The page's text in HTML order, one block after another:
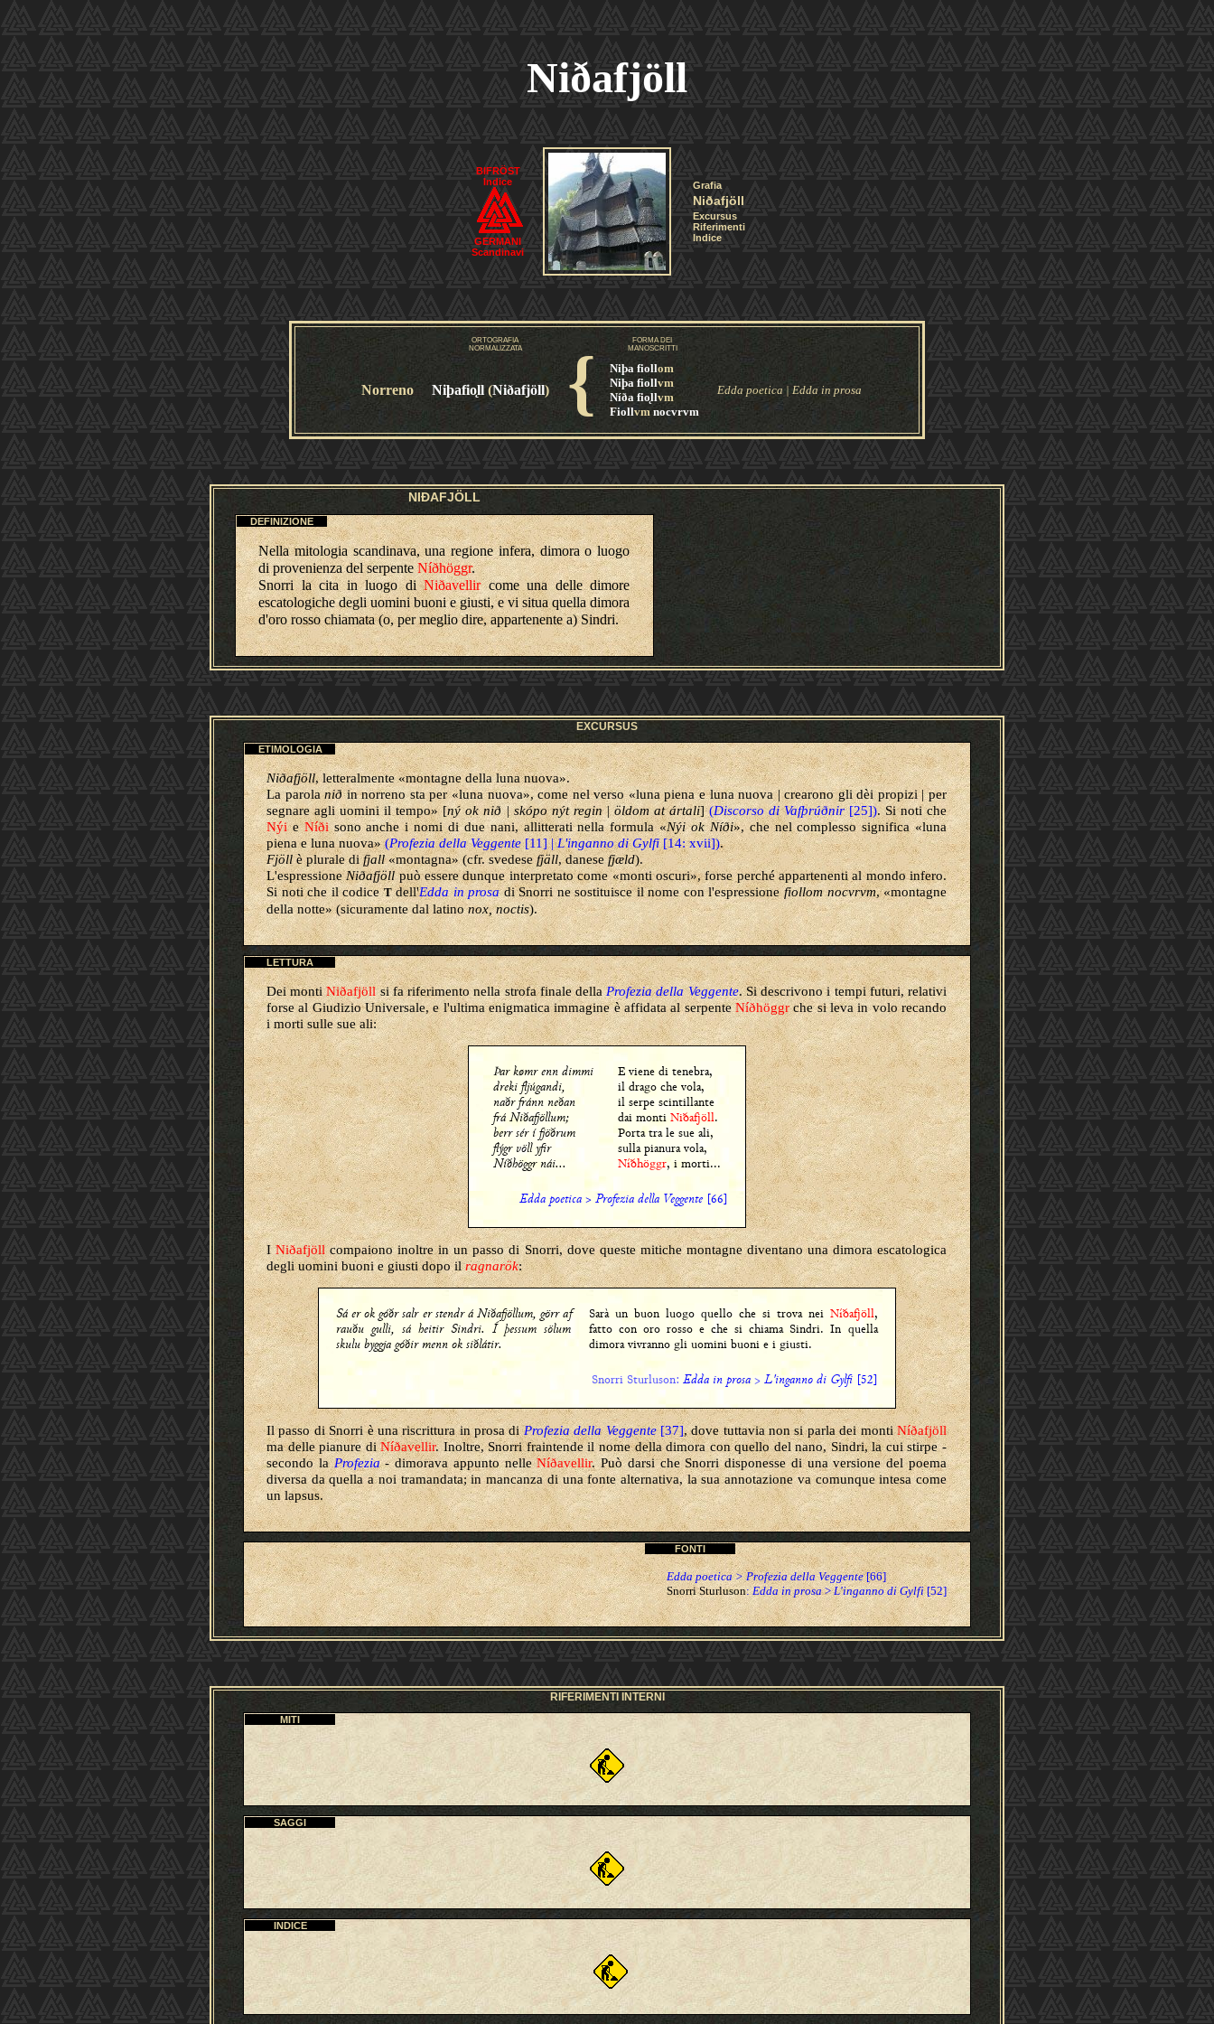
Niðafjöll
BIFRÖST
Indice
GERMANI
Scandinavi
Grafia
Niðafjöll
Excursus
Riferimenti
Indice
ORTOGRAFIA
NORMALIZZATA
{
FORMA DEI
MANOSCRITTI
Norreno Niþafioll (Niðafjöll)
Niþa fiollom
Niþa fiollvm
Níða fiollvm
Fiollvm nocvrvm
Edda poetica | Edda in prosa
NIÐAFJÖLL
DEFINIZIONE
Nella mitologia scandinava, una regione infera, dimora o luogo
di provenienza del serpenteNíðhöggr.
Snorri la cita in luogo diNiðavellircome una delle dimore
escatologiche degli uomini buoni e giusti, e vi situa quella dimora
d'oro rosso chiamata (o, per meglio dire, appartenente a) Sindri.
EXCURSUS
ETIMOLOGIA
Niðafjöll, letteralmente«montagne della luna nuova».
La parolaniðin norreno sta per«luna nuova»,come nel verso«luna piena e luna nuova | crearono gli dèi propizi | per
segnare agli uomini il tempo»[ný ok nið | skópo nýt regin | öldom at ártali](Discorso di Vafþrúðnir[25]).Si noti che
Nýi eNíðisono anche i nomi di due nani, allitteratinella formula«NýiokNíði», che nel complesso significa«luna
piena e luna nuova»(Profezia della Veggente[11] |L'inganno di Gylfi[14: xvii]).
Fjöllè plurale difjall «montagna» (cfr. svedesefjäll, danesefjæld).
L'espressioneNiðafjöllpuò essere dunque interpretato come «monti oscuri», forse perché appartenenti al mondo infero.
Si noti che il codiceTdell'Edda in prosadi Snorri ne sostituisce il nome con l'espressionefiollom nocvrvm, «montagne
della notte» (sicuramente dal latinonox, noctis).
LETTURA
Dei montiNiðafjöll si fa riferimento nella strofa finale dellaProfezia della Veggente. Si descrivono i tempi futuri, relativi
forse al Giudizio Universale, e l'ultima enigmatica immagine è affidata al serpenteNíðhöggrche si leva in volo recando
i morti sulle sue ali:
Þar kømr enn dimmi
dreki fljúgandi,
naðr fránn neðan
frá Niðafjöllum;
berr sér í fjöðrum
flýgr völl yfir
Níðhöggr nái...
E viene di tenebra,
il drago che vola,
il serpe scintillante
dai monti Niðafjöll.
Porta tra le sue ali,
sulla pianura vola,
Níðhöggr, i morti...
Edda poetica> Profezia della Veggente [66]
INiðafjöllcompaiono inoltre in un passo di Snorri, dove queste mitiche montagne diventano una dimora escatologica
degli uomini buoni e giusti dopo ilragnarök:
Sá er ok góðr salr er stendr á Niðafjöllum, görr af
rauðu gulli, sá heitir Sindri. Í þessum sölum
skulu byggja góðir menn ok siðlátir.
Sarà un buon luogo quello che si trova nei Níðafjöll,
fatto con oro rosso e che si chiama Sindri. In quella
dimora vivranno gli uomini buoni e i giusti.
Snorri Sturluson: Edda in prosa> L'inganno di Gylfi[52]
Il passo di Snorri è una riscrittura in prosa diProfezia della Veggente[37], dove tuttavia non si parla dei montiNíðafjöll
ma delle pianure diNíðavellir. Inoltre, Snorri fraintende il nome della dimora con quello del nano, Sindri, la cui stirpe -
secondo laProfezia- dimorava appunto nelleNíðavellir. Può darsi che Snorri disponesse di una versione del poema
diversa da quella a noi tramandata; in mancanza di una fonte alternativa, la sua annotazione va comunque intesa come
un lapsus.
FONTI
Edda poetica>Profezia della Veggente [66]
Snorri Sturluson:Edda in prosa>L'inganno di Gylfi[52]
RIFERIMENTI INTERNI
MITI
SAGGI
INDICE